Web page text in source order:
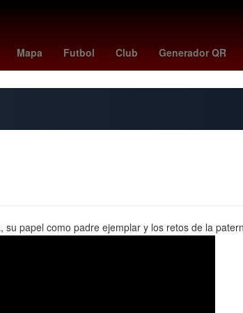
Mapa Futbol Club Generador QR
China nacionalidad estadounidense
papel como padre ejemplar y los retos de la